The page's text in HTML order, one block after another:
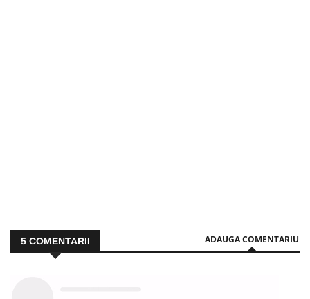
5 COMENTARII ADAUGA COMENTARIU